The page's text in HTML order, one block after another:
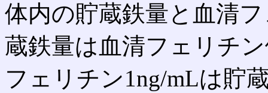
体内の貯蔵鉄量と血清
蔵鉄量は血清フェリチ
フェリチン1ng/mLは貯